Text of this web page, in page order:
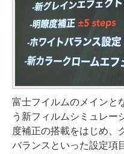
富士フイルムのメインと
う新フィルムシミュレー
度補正の搭載をはじめ、
バランスといった設定項